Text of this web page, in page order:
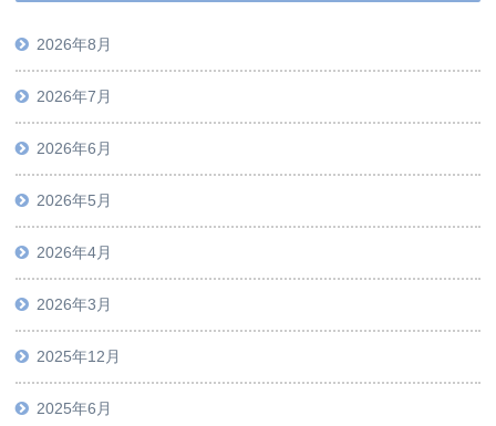
2026年8月
2026年7月
2026年6月
2026年5月
2026年4月
2026年3月
2025年12月
2025年6月